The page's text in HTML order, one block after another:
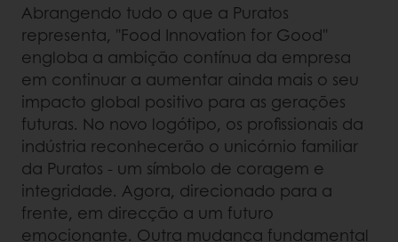
Abrangendo tudo o que a Puratos
representa, "Food Innovation for Good"
engloba a ambição contínua da empresa
em continuar a aumentar ainda mais o seu
impacto global positivo para as gerações
futuras. No novo logótipo, os profissionais da
indústria reconhecerão o unicórnio familiar
da Puratos - um símbolo de coragem e
integridade. Agora, direcionado para a
frente, em direcção a um futuro
emocionante. Outra mudança fundamental